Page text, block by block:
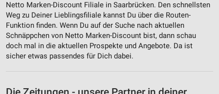
Netto Marken-Discount Filiale in Saarbrücken. Den schnellsten
Weg zu Deiner Lieblingsfiliale kannst Du über die Routen-
Funktion finden. Wenn Du auf der Suche nach aktuellen
Schnäppchen von Netto Marken-Discount bist, dann schau
doch mal in die aktuellen Prospekte und Angebote. Da ist
sicher etwas passendes für Dich dabei.